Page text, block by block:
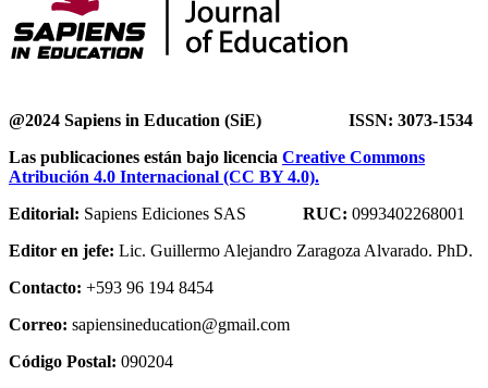
@2024 Sapiens in Education (SiE) ISSN: 3073-1534
Las publicaciones están bajo licencia Creative Commons
Atribución 4.0 Internacional (CC BY 4.0).
Editorial: Sapiens Ediciones SAS RUC: 0993402268001
Editor en jefe: Lic. Guillermo Alejandro Zaragoza Alvarado. PhD.
Contacto: +593 96 194 8454
Correo: sapiensineducation@gmail.com
Código Postal: 090204